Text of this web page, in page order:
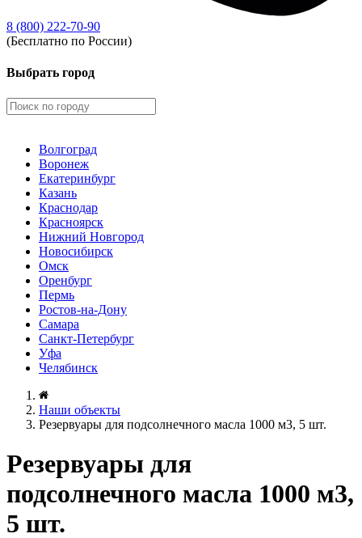
8 (800) 222-70-90
(Бесплатно по России)
Выбрать город
Волгоград
Воронеж
Екатеринбург
Казань
Краснодар
Красноярск
Нижний Новгород
Новосибирск
Омск
Оренбург
Пермь
Ростов-на-Дону
Самара
Санкт-Петербург
Уфа
Челябинск
Наши объекты
Резервуары для подсолнечного масла 1000 м3, 5 шт.
Резервуары для
подсолнечного масла 1000 м3,
5 шт.